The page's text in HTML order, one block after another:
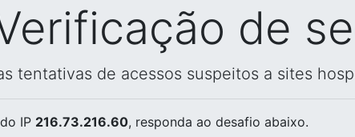
de
tentativas de acessos suspeitos a sites
do IP 216.73.216.60, responda ao desafio abaixo.